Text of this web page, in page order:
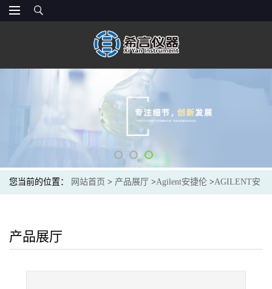
您当前的位置： 网站首页 > 产品展厅 >Agilent安捷伦 >AGILENT安
产品展厅